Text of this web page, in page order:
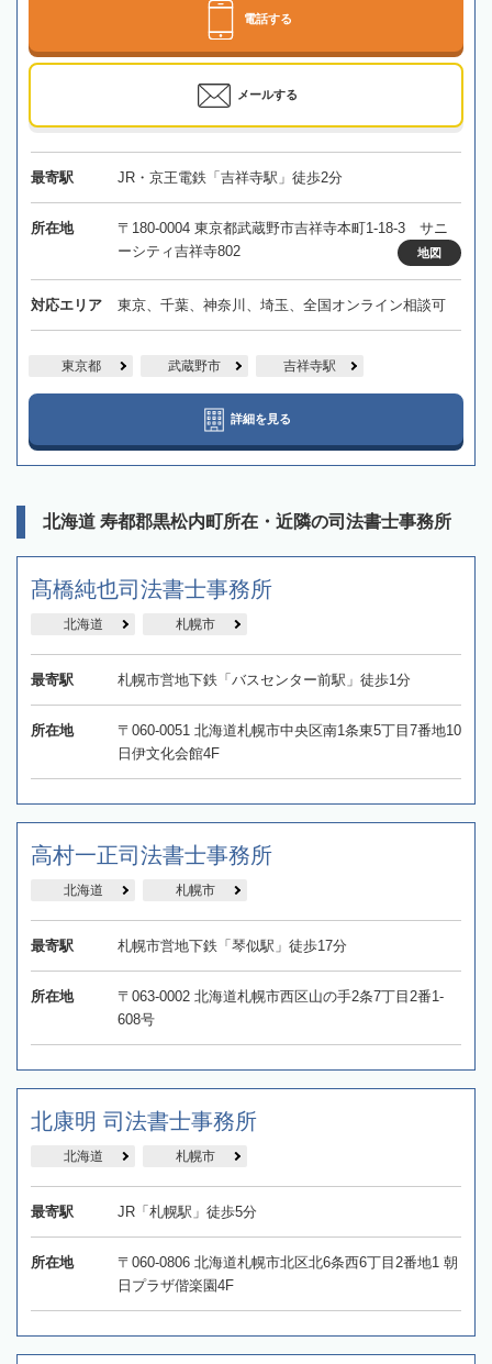
電話する
メールする
最寄駅 JR・京王電鉄「吉祥寺駅」徒歩2分
所在地
〒180-0004 東京都武蔵野市吉祥寺本町1-18-3 サニ
ーシティ吉祥寺802
地図
対応エリア 東京、千葉、神奈川、埼玉、全国オンライン相談可
東京都 武蔵野市 吉祥寺駅
詳細を見る
北海道 寿都郡黒松内町所在・近隣の司法書士事務所
髙橋純也司法書士事務所
北海道 札幌市
最寄駅 札幌市営地下鉄「バスセンター前駅」徒歩1分
所在地
〒060-0051 北海道札幌市中央区南1条東5丁目7番地10
日伊文化会館4F
高村一正司法書士事務所
北海道 札幌市
最寄駅 札幌市営地下鉄「琴似駅」徒歩17分
所在地
〒063-0002 北海道札幌市西区山の手2条7丁目2番1-
608号
北康明 司法書士事務所
北海道 札幌市
最寄駅 JR「札幌駅」徒歩5分
所在地
〒060-0806 北海道札幌市北区北6条西6丁目2番地1 朝
日プラザ偕楽園4F